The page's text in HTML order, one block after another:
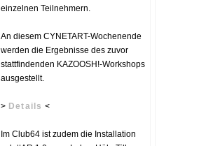
einzelnen Teilnehmern.
An diesem CYNETART-Wochenende
werden die Ergebnisse des zuvor
stattfindenden KAZOOSH!-Workshops
ausgestellt.
> Details <
Im Club64 ist zudem die Installation